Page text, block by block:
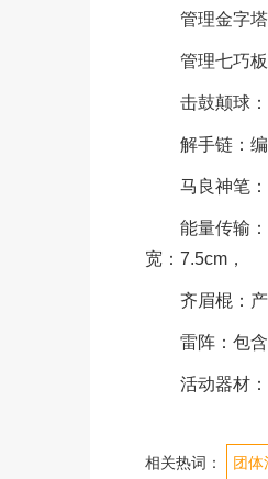
管理金字塔：
管理七巧板
击鼓颠球：
解手链：编制
马良神笔：
能量传输：
宽：7.5cm，
齐眉棍：产品
雷阵：包含
活动器材：
相关热词： 团